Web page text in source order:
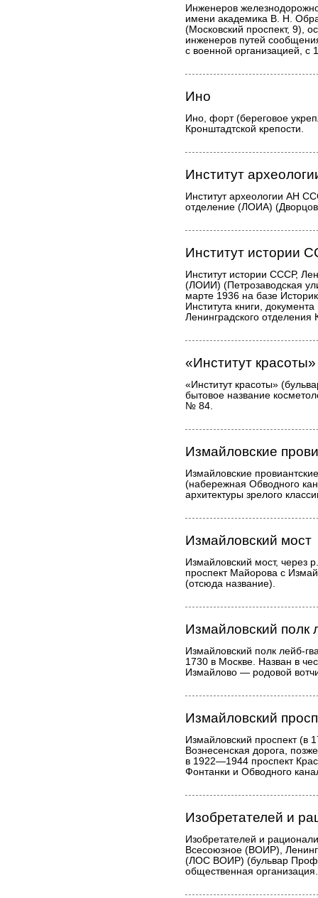
Инженеров
имени академика В. Н.
(Московский проспект, 9),
инженеров путей
с военной организацией, с
Ино
Ино, форт (береговое
Кронштадтской крепости.
Институт
Институт археологии АН
отделение (ЛОИА)
Институт истории
Институт истории СССР,
(ЛОИИ) (Петрозаводская
марте 1936 на базе
Института книги,
Ленинградского
«Институт красоты»
«Институт красоты»
бытовое название
№ 84.
Измайловские
Измайловские
(набережная Обводного
архитектуры зрелого
Измайловский мост
Измайловский мост, через
проспект Майорова с
(отсюда название).
Измайловский полк
Измайловский полк лейб-
1730 в Москве. Назван в
Измайлово — родовой
Измайловский
Измайловский проспект (в
Вознесенская дорога,
в 1922—1944 проспект
Фонтанки и Обводного
Изобретателей и
Изобретателей и
Всесоюзное (ВОИР),
(ЛОС ВОИР) (бульвар
общественная организация.